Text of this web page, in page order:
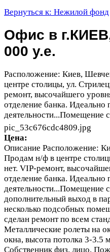
Вернуться к: Нежилой фонд
Офис в
000 у.е.
Расположение: Киев,
центре столицы, ул.
ремонт, высочайшего
отделение банка.
деятельности...Помещение
pic_53c676cdc4809.jpg
Цена:
Описание Расположение:
Продам н/ф в центре
нет. VIP-ремонт,
отделение банка.
деятельности...Помещение
дополнительный выход в
несколько подсобных
сделан ремонт по всем
Металлические ролеты на
окна, высота потолка 3-3.5
Собственник физ. лицо.